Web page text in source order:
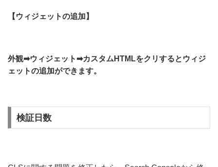
【ウィジェットの追加】
外観➡ウィジェット➡カスタムHTMLをクリするとウィジ
ェットの追加ができます。
検証日数